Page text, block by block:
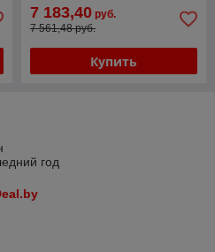
7 183,40 руб.
7 561,48 руб.
Купить
год